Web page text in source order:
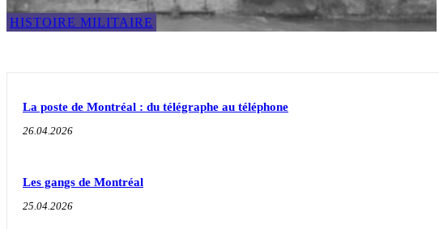
HISTOIRE MILITAIRE
La poste de Montréal : du télégraphe au téléphone
26.04.2026
Les gangs de Montréal
25.04.2026